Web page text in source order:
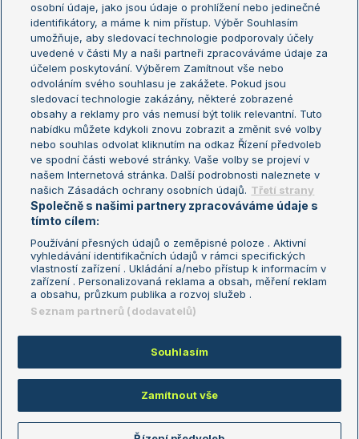
Žebříček WTA (ženy)
Sázkařský žebříček
French Open
Wimbledon
US Open
Turnaj mistrů
Turnaj mistryň
Aktualní trendy
Fotbalové přestupy
Livesport Daily
LS Prague Open
Podmínky užití
Nastavení soukromí
GDPR a žurnalistika
Reklama
Kontakt
Informace o zpracování osobních
údajů
Copyright © 2008-2026 TenisPortal.cz. Využíváme zpravodajství ČTK.
osobní údaje, jako jsou údaje o prohlížení nebo jedinečné
identifikátory, a máme k nim přístup. Výběr Souhlasím
umožňuje, aby sledovací technologie podporovaly účely
uvedené v části My a naši partneři zpracováváme údaje za
účelem poskytování. Výběrem Zamítnout vše nebo
odvoláním svého souhlasu je zakážete. Pokud jsou
sledovací technologie zakázány, některé zobrazené
obsahy a reklamy pro vás nemusí být tolik relevantní. Tuto
nabídku můžete kdykoli znovu zobrazit a změnit své volby
nebo souhlas odvolat kliknutím na odkaz Řízení předvoleb
ve spodní části webové stránky. Vaše volby se projeví v
našem Internetová stránka. Další podrobnosti naleznete v
našich Zásadách ochrany osobních údajů. Třetí strany
Společně s našimi partnery zpracováváme údaje s
tímto cílem:
Používání přesných údajů o zeměpisné poloze . Aktivní
vyhledávání identifikačních údajů v rámci specifických
vlastností zařízení . Ukládání a/nebo přístup k informacím v
zařízení . Personalizovaná reklama a obsah, měření reklam
a obsahu, průzkum publika a rozvoj služeb .
Seznam partnerů (dodavatelů)
Souhlasím
Zamítnout vše